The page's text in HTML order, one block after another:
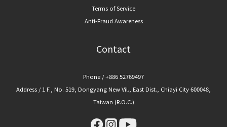
Terms of Service
Anti-Fraud Awareness
Contact
Phone / +886 52769497
Address / 1 F., No. 519, Dongyang New Vil., East Dist., Chiayi City 600048,
Taiwan (R.O.C.)